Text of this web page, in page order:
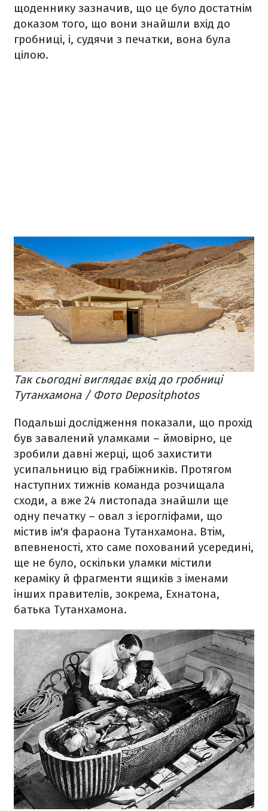
щоденнику зазначив, що це було достатнім
доказом того, що вони знайшли вхід до
гробниці, і, судячи з печатки, вона була
цілою.
Так сьогодні виглядає вхід до гробниці
Тутанхамона / Фото Depositphotos
Подальші дослідження показали, що прохід
був завалений уламками – ймовірно, це
зробили давні жерці, щоб захистити
усипальницю від грабіжників. Протягом
наступних тижнів команда розчищала
сходи, а вже 24 листопада знайшли ще
одну печатку – овал з ієрогліфами, що
містив ім'я фараона Тутанхамона. Втім,
впевненості, хто саме похований усередині,
ще не було, оскільки уламки містили
кераміку й фрагменти ящиків з іменами
інших правителів, зокрема, Ехнатона,
батька Тутанхамона.